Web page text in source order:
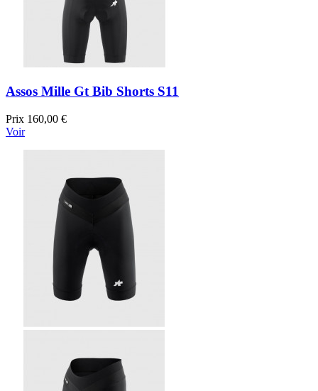
Assos Mille Gt Bib Shorts S11
Prix 160,00 €
Voir